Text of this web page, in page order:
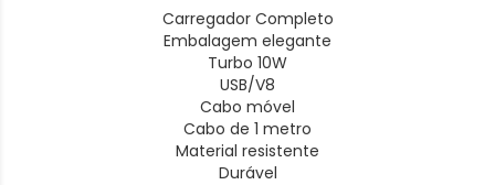
Carregador Completo
Embalagem elegante
Turbo 10W
USB/V8
Cabo móvel
Cabo de 1 metro
Material resistente
Durável